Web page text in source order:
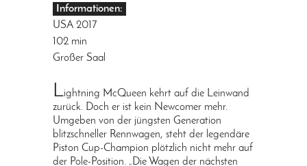
Informationen:
USA 2017
102 min
Großer Saal
Lightning McQueen kehrt auf die Leinwand
zurück. Doch er ist kein Newcomer mehr.
Umgeben von der jüngsten Generation
blitzschneller Rennwagen, steht der legendäre
Piston Cup-Champion plötzlich nicht mehr auf
der Pole-Position. „Die Wagen der nächsten